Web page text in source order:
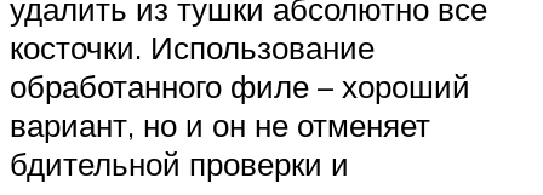
удалить из тушки абсолютно все
косточки. Использование
обработанного филе – хороший
вариант, но и он не отменяет
бдительной проверки и